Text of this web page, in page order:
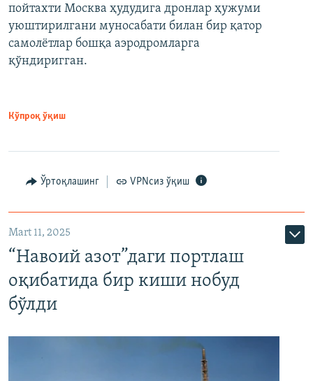
пойтахти Москва ҳудудига дронлар ҳужуми
уюштирилгани муносабати билан бир қатор
самолётлар бошқа аэродромларга
қўндиригган.
Кўпроқ ўқиш
Ўртоқлашинг VPNсиз ўқиш
Mart 11, 2025
“Навоий азот”даги портлаш
оқибатида бир киши нобуд
бўлди